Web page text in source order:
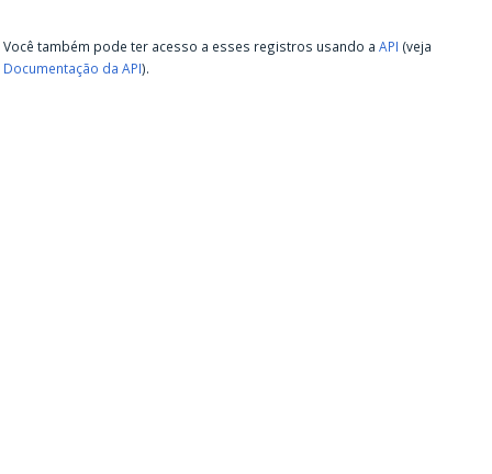
Você também pode ter acesso a esses registros usando a API (veja
Documentação da API).